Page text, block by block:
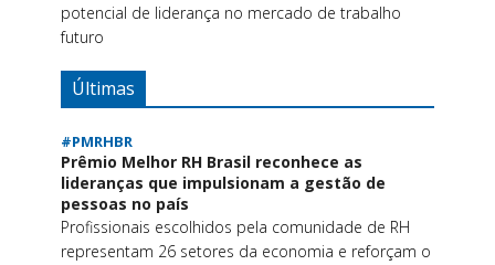
potencial de liderança no mercado de trabalho
futuro
Últimas
#PMRHBR
Prêmio Melhor RH Brasil reconhece as
lideranças que impulsionam a gestão de
pessoas no país
Profissionais escolhidos pela comunidade de RH
representam 26 setores da economia e reforçam o